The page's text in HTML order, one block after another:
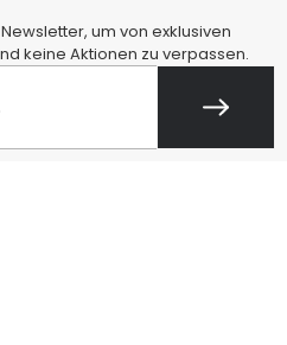
um von exklusiven
keine Aktionen zu verpassen.